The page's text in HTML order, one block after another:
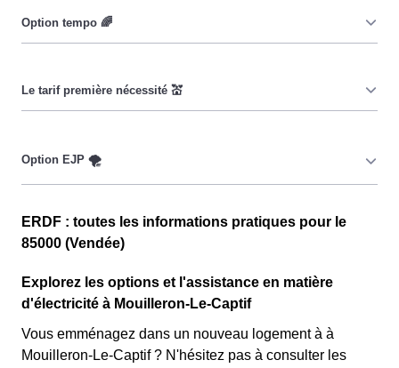
Mouilleron-Le-Captif est réduit. ⚡
Mouilleronnais à réduire leur consommation pendant 65
jours par an, lorsque le prix du kiloWatt est plus élevé. 💡
pour les consommateurs Mouilleronnais couverts par la
permettant ainsi de réduire sa facture d'électricité en
faisant attention à sa consommation en à Mouilleron-Le-
fournisseurs d'électricité en France et est accessible aux
Mouilleronnais éligibles. 💡🏠
uniquement les clients Mouilleronnais qui l'avaient
choisie avant 1998. Elle implique deux tarifs : pendant
22 jours, le prix de l'électricité est multiplié par quatre,
tandis que les autres jours de l'année, le prix est réduit
de 20% par rapport au tarif normal en à Mouilleron-Le-
Captif. ⚡💸
ERDF : toutes les informations pratiques pour le
85000 (Vendée)
Explorez les options et l'assistance en matière
d'électricité à Mouilleron-Le-Captif
Vous emménagez dans un nouveau logement à à
Mouilleron-Le-Captif ? N'hésitez pas à consulter les